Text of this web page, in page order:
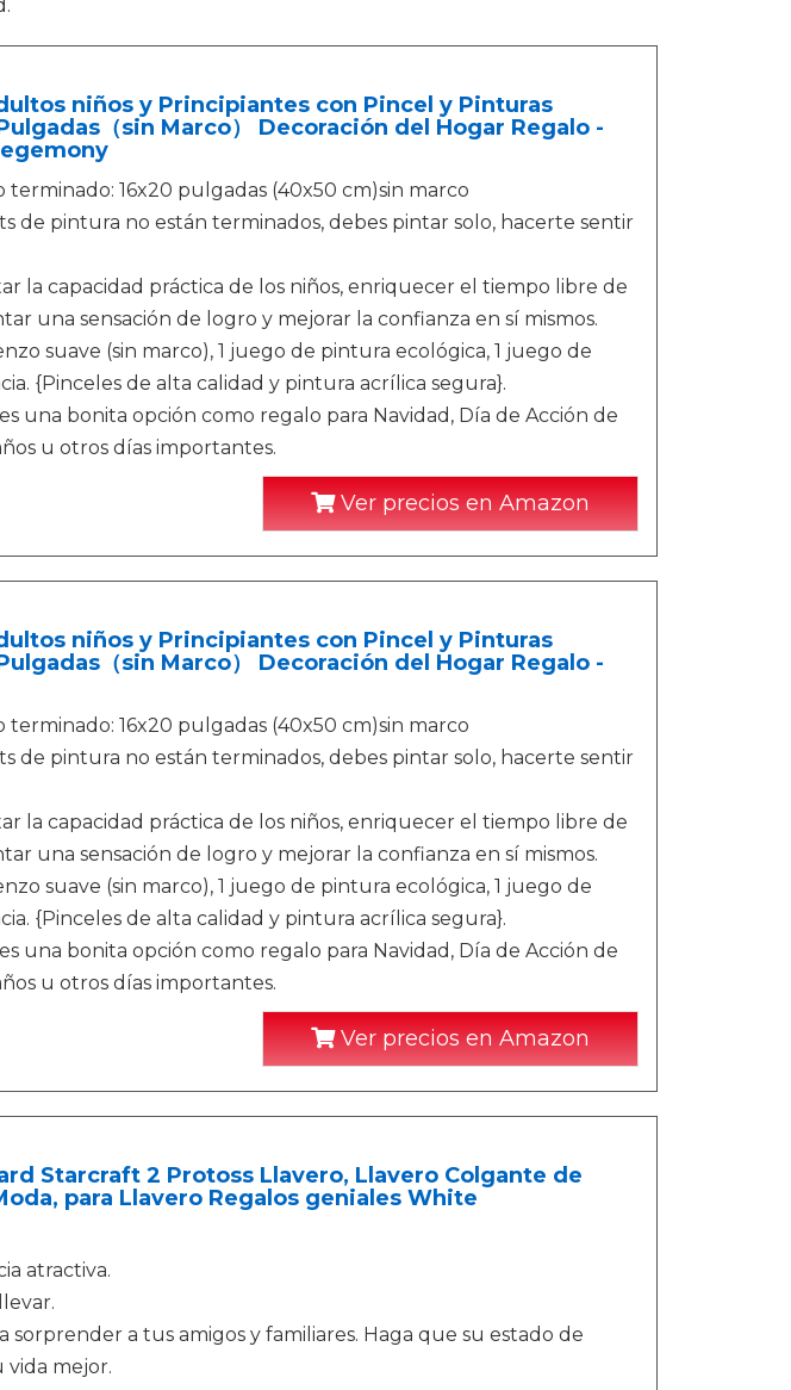
niños y Principiantes con Pincel y Pinturas
（sin Marco） Decoración del Hogar Regalo -
16x20 pulgadas (40x50 cm)sin marco
de pintura no están terminados, debes pintar solo, hacerte sentir
la capacidad práctica de los niños, enriquecer el tiempo libre de
una sensación de logro y mejorar la confianza en sí mismos.
suave (sin marco), 1 juego de pintura ecológica, 1 juego de
{Pinceles de alta calidad y pintura acrílica segura}.
una bonita opción como regalo para Navidad, Día de Acción de
u otros días importantes.
Ver precios en Amazon
niños y Principiantes con Pincel y Pinturas
（sin Marco） Decoración del Hogar Regalo -
16x20 pulgadas (40x50 cm)sin marco
de pintura no están terminados, debes pintar solo, hacerte sentir
la capacidad práctica de los niños, enriquecer el tiempo libre de
una sensación de logro y mejorar la confianza en sí mismos.
suave (sin marco), 1 juego de pintura ecológica, 1 juego de
{Pinceles de alta calidad y pintura acrílica segura}.
una bonita opción como regalo para Navidad, Día de Acción de
u otros días importantes.
Ver precios en Amazon
Starcraft 2 Protoss Llavero, Llavero Colgante de
para Llavero Regalos geniales White
atractiva.
a tus amigos y familiares. Haga que su estado de
vida mejor.